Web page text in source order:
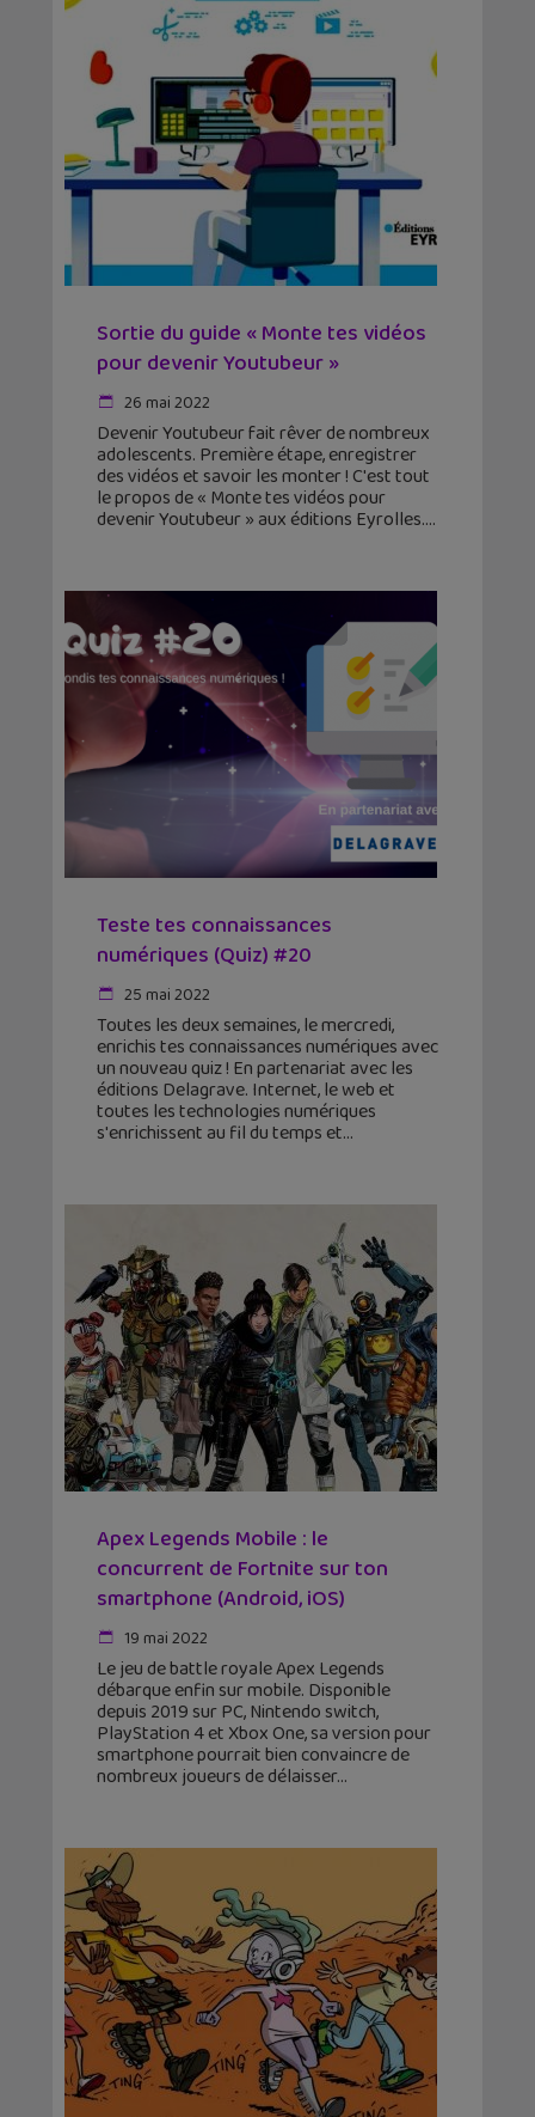
Sortie du guide « Monte tes vidéos
pour devenir Youtubeur »
26 mai 2022
Devenir Youtubeur fait rêver de nombreux
adolescents. Première étape, enregistrer
des vidéos et savoir les monter ! C'est tout
le propos de « Monte tes vidéos pour
devenir Youtubeur » aux éditions Eyrolles.
Teste tes connaissances
numériques (Quiz) #20
25 mai 2022
Toutes les deux semaines, le mercredi,
enrichis tes connaissances numériques avec
un nouveau quiz ! En partenariat avec les
éditions Delagrave. Internet, le web et
toutes les technologies numériques
s'enrichissent au fil du temps et
Apex Legends Mobile : le
concurrent de Fortnite sur ton
smartphone (Android, iOS)
19 mai 2022
Le jeu de battle royale Apex Legends
débarque enfin sur mobile. Disponible
depuis 2019 sur PC, Nintendo switch,
PlayStation 4 et Xbox One, sa version pour
smartphone pourrait bien convaincre de
nombreux joueurs de délaisser